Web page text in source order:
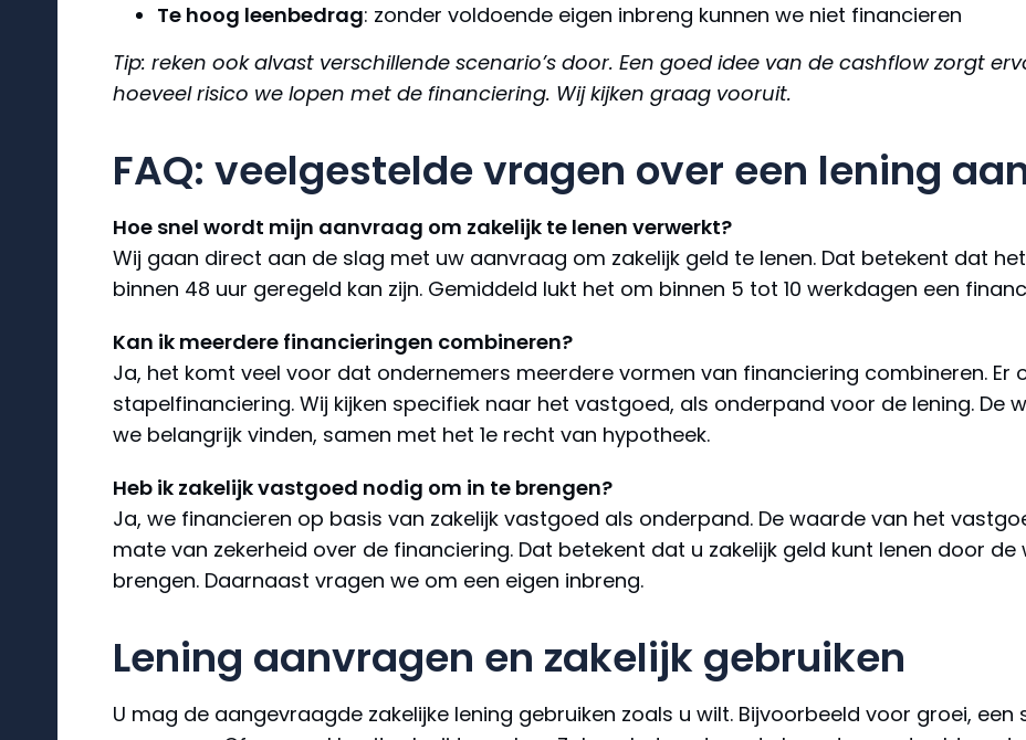
Te hoog leenbedrag: zonder voldoende eigen inbreng kunnen we niet financieren
Tip: reken ook alvast verschillende scenario’s door. Een goed idee van de cashflow zorgt
hoeveel risico we lopen met de financiering. Wij kijken graag vooruit.
FAQ: veelgestelde vragen over een lening
Hoe snel wordt mijn aanvraag om zakelijk te lenen verwerkt?
Wij gaan direct aan de slag met uw aanvraag om zakelijk geld te lenen. Dat betekent dat
binnen 48 uur geregeld kan zijn. Gemiddeld lukt het om binnen 5 tot 10 werkdagen een
Kan ik meerdere financieringen combineren?
Ja, het komt veel voor dat ondernemers meerdere vormen van financiering combineren. Er
stapelfinanciering. Wij kijken specifiek naar het vastgoed, als onderpand voor de lening. De
we belangrijk vinden, samen met het 1e recht van hypotheek.
Heb ik zakelijk vastgoed nodig om in te brengen?
Ja, we financieren op basis van zakelijk vastgoed als onderpand. De waarde van het
mate van zekerheid over de financiering. Dat betekent dat u zakelijk geld kunt lenen door
brengen. Daarnaast vragen we om een eigen inbreng.
Lening aanvragen en zakelijk gebruiken
U mag de aangevraagde zakelijke lening gebruiken zoals u wilt. Bijvoorbeeld voor groei,